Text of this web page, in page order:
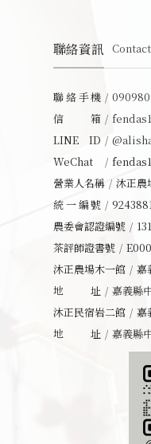
聯絡資訊
聯絡手機
信箱
LINE ID
WeChat
營業人名稱
沐正農
統一編號
農委會認證編號
茶評師證書號
沐正農場木一館
嘉
地址
嘉義縣
沐正民宿岩二館
嘉
地址
嘉義縣